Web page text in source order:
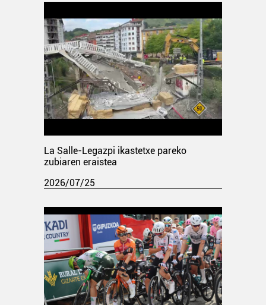
La Salle-Legazpi ikastetxe pareko
zubiaren eraistea
2026/07/25